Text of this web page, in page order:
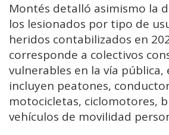
Montés detalló asimismo la
los lesionados por tipo de
heridos contabilizados en
corresponde a colectivos
vulnerables en la vía pública,
incluyen peatones,
motocicletas, ciclomotores,
vehículos de movilidad